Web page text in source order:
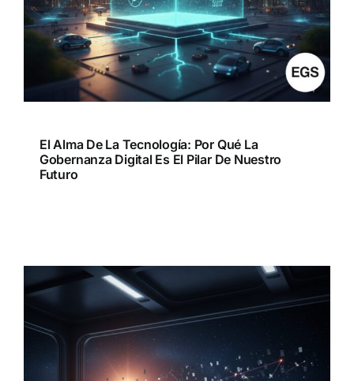
El Alma De La Tecnología: Por Qué La
Gobernanza Digital Es El Pilar De Nuestro
Futuro